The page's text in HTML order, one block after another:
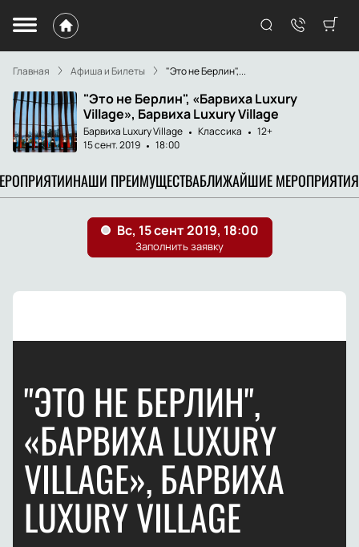
Главная Афиша и Билеты "Это не Берлин",...
"Это не Берлин", «Барвиха Luxury
Village», Барвиха Luxury Village
Барвиха Luxury Village Классика
12+
15 сент. 2019
18:00
НАШИ ПРЕИМУЩЕСТВАБЛИЖАЙШИЕ МЕРОПРИЯТИЯ
"ЭТО НЕ БЕРЛИН",
«БАРВИХА LUXURY
VILLAGE», БАРВИХА
LUXURY VILLAGE